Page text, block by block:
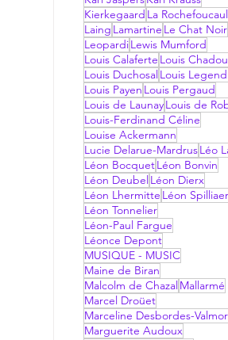
Kierkegaard La
Laing Lamartine Le Chat Noir
LeopardiLewis Mumford
Louis Calaferte Louis
Louis Duchosal Louis
Louis Payen Louis Pergaud
Louis de LaunayLouis de
Louis-Ferdinand Céline
Louise Ackermann
Lucie Delarue-MardrusLéo
Léon BocquetLéon Bonvin
Léon Deubel Léon Dierx
Léon Lhermitte Léon
Léon Tonnelier
Léon-Paul Fargue
Léonce Depont
MUSIQUE - MUSIC
Maine de Biran
Malcolm de Chazal Mallarmé
Marcel Droüet
Marceline Desbordes-
Marguerite Audoux